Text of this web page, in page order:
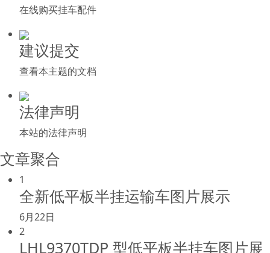
在线购买挂车配件
建议提交
查看本主题的文档
法律声明
本站的法律声明
文章聚合
1
全新低平板半挂运输车图片展示
6月22日
2
LHL9370TDP 型低平板半挂车图片展